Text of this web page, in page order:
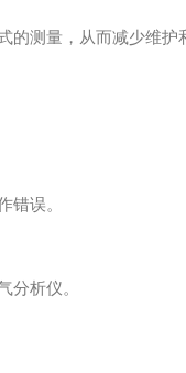
测量，从而减少维护
误。
析仪。